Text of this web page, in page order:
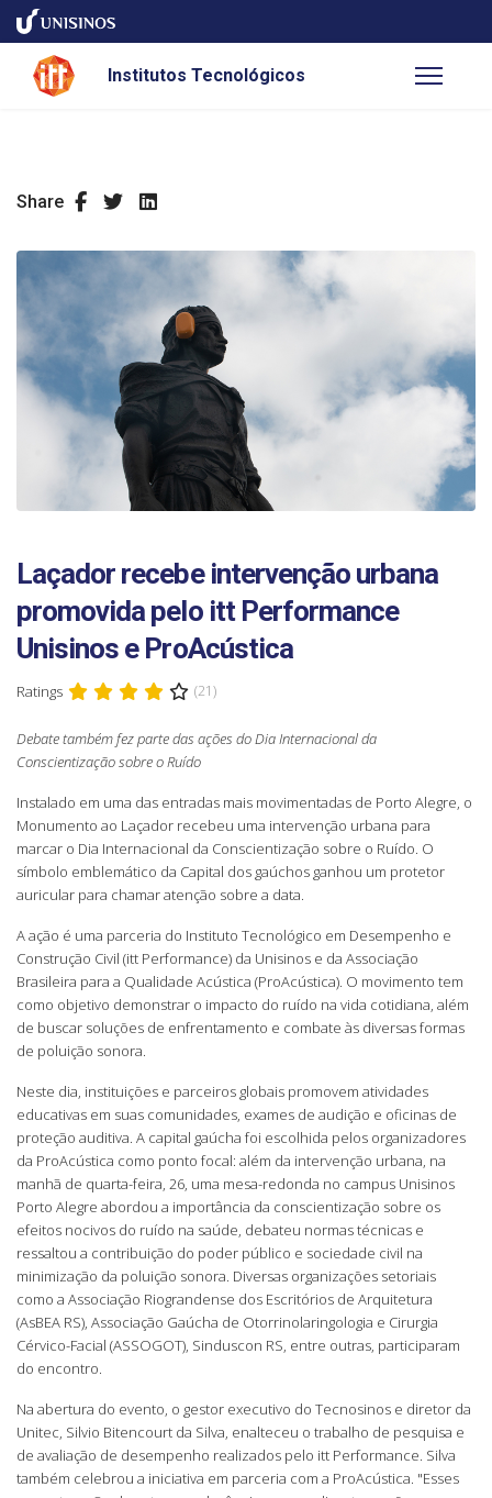
Institutos Tecnológicos
Share
Laçador recebe intervenção urbana
promovida pelo itt Performance
Unisinos e ProAcústica
Ratings (21)
Debate também fez parte das ações do Dia Internacional da
Conscientização sobre o Ruído
Instalado em uma das entradas mais movimentadas de Porto Alegre, o
Monumento ao Laçador recebeu uma intervenção urbana para
marcar o Dia Internacional da Conscientização sobre o Ruído. O
símbolo emblemático da Capital dos gaúchos ganhou um protetor
auricular para chamar atenção sobre a data.
A ação é uma parceria do Instituto Tecnológico em Desempenho e
Construção Civil (itt Performance) da Unisinos e da Associação
Brasileira para a Qualidade Acústica (ProAcústica). O movimento tem
como objetivo demonstrar o impacto do ruído na vida cotidiana, além
de buscar soluções de enfrentamento e combate às diversas formas
de poluição sonora.
Neste dia, instituições e parceiros globais promovem atividades
educativas em suas comunidades, exames de audição e oficinas de
proteção auditiva. A capital gaúcha foi escolhida pelos organizadores
da ProAcústica como ponto focal: além da intervenção urbana, na
manhã de quarta-feira, 26, uma mesa-redonda no campus Unisinos
Porto Alegre abordou a importância da conscientização sobre os
efeitos nocivos do ruído na saúde, debateu normas técnicas e
ressaltou a contribuição do poder público e sociedade civil na
minimização da poluição sonora. Diversas organizações setoriais
como a Associação Riograndense dos Escritórios de Arquitetura
(AsBEA RS), Associação Gaúcha de Otorrinolaringologia e Cirurgia
Cérvico-Facial (ASSOGOT), Sinduscon RS, entre outras, participaram
do encontro.
Na abertura do evento, o gestor executivo do Tecnosinos e diretor da
Unitec, Silvio Bitencourt da Silva, enalteceu o trabalho de pesquisa e
de avaliação de desempenho realizados pelo itt Performance. Silva
também celebrou a iniciativa em parceria com a ProAcústica. "Esses